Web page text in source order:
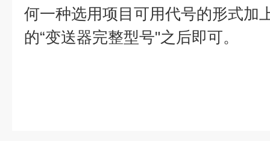
何一种选用项目可用代号的形式加
的“变送器完整型号"之后即可。